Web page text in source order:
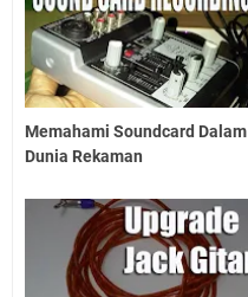
Memahami Soundcard Dalam
Dunia Rekaman